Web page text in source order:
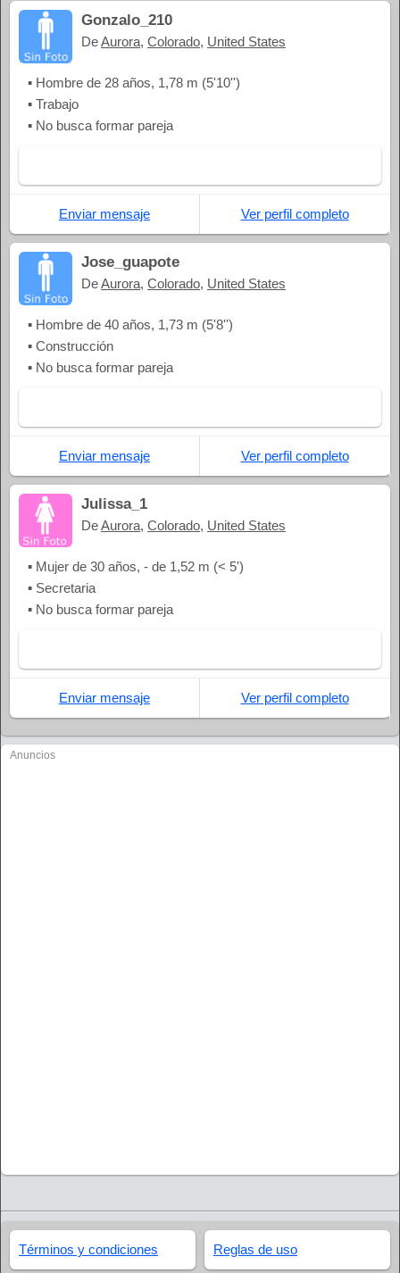
Gonzalo_210
DeAurora, Colorado, United States
▪ Hombre de 28 años, 1,78 m (5'10'')
▪ Trabajo
▪ No busca formar pareja
Enviar mensaje Ver perfil completo
Jose_guapote
DeAurora, Colorado, United States
▪ Hombre de 40 años, 1,73 m (5'8'')
▪ Construcción
▪ No busca formar pareja
Enviar mensaje Ver perfil completo
Julissa_1
DeAurora, Colorado, United States
▪ Mujer de 30 años, - de 1,52 m (< 5')
▪ Secretaria
▪ No busca formar pareja
Enviar mensaje Ver perfil completo
Anuncios
Términos y condiciones Reglas de uso